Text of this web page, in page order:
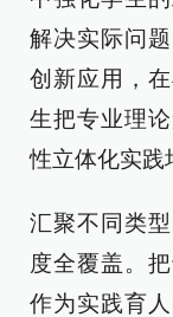
解决实际问
创新应用，
生把专业理
性立体化实践
汇聚不同类
度全覆盖。
作为实践育